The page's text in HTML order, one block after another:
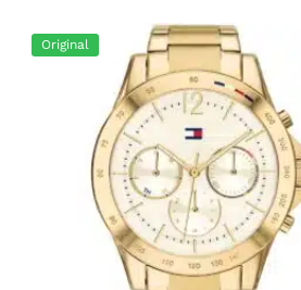
Original